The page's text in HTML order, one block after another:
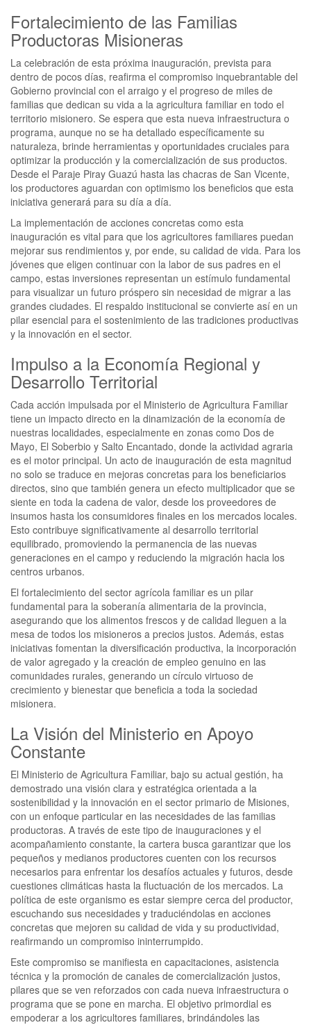
Fortalecimiento de las Familias
Productoras Misioneras
La celebración de esta próxima inauguración, prevista para
dentro de pocos días, reafirma el compromiso inquebrantable del
Gobierno provincial con el arraigo y el progreso de miles de
familias que dedican su vida a la agricultura familiar en todo el
territorio misionero. Se espera que esta nueva infraestructura o
programa, aunque no se ha detallado específicamente su
naturaleza, brinde herramientas y oportunidades cruciales para
optimizar la producción y la comercialización de sus productos.
Desde el Paraje Piray Guazú hasta las chacras de San Vicente,
los productores aguardan con optimismo los beneficios que esta
iniciativa generará para su día a día.
La implementación de acciones concretas como esta
inauguración es vital para que los agricultores familiares puedan
mejorar sus rendimientos y, por ende, su calidad de vida. Para los
jóvenes que eligen continuar con la labor de sus padres en el
campo, estas inversiones representan un estímulo fundamental
para visualizar un futuro próspero sin necesidad de migrar a las
grandes ciudades. El respaldo institucional se convierte así en un
pilar esencial para el sostenimiento de las tradiciones productivas
y la innovación en el sector.
Impulso a la Economía Regional y
Desarrollo Territorial
Cada acción impulsada por el Ministerio de Agricultura Familiar
tiene un impacto directo en la dinamización de la economía de
nuestras localidades, especialmente en zonas como Dos de
Mayo, El Soberbio y Salto Encantado, donde la actividad agraria
es el motor principal. Un acto de inauguración de esta magnitud
no solo se traduce en mejoras concretas para los beneficiarios
directos, sino que también genera un efecto multiplicador que se
siente en toda la cadena de valor, desde los proveedores de
insumos hasta los consumidores finales en los mercados locales.
Esto contribuye significativamente al desarrollo territorial
equilibrado, promoviendo la permanencia de las nuevas
generaciones en el campo y reduciendo la migración hacia los
centros urbanos.
El fortalecimiento del sector agrícola familiar es un pilar
fundamental para la soberanía alimentaria de la provincia,
asegurando que los alimentos frescos y de calidad lleguen a la
mesa de todos los misioneros a precios justos. Además, estas
iniciativas fomentan la diversificación productiva, la incorporación
de valor agregado y la creación de empleo genuino en las
comunidades rurales, generando un círculo virtuoso de
crecimiento y bienestar que beneficia a toda la sociedad
misionera.
La Visión del Ministerio en Apoyo
Constante
El Ministerio de Agricultura Familiar, bajo su actual gestión, ha
demostrado una visión clara y estratégica orientada a la
sostenibilidad y la innovación en el sector primario de Misiones,
con un enfoque particular en las necesidades de las familias
productoras. A través de este tipo de inauguraciones y el
acompañamiento constante, la cartera busca garantizar que los
pequeños y medianos productores cuenten con los recursos
necesarios para enfrentar los desafíos actuales y futuros, desde
cuestiones climáticas hasta la fluctuación de los mercados. La
política de este organismo es estar siempre cerca del productor,
escuchando sus necesidades y traduciéndolas en acciones
concretas que mejoren su calidad de vida y su productividad,
reafirmando un compromiso ininterrumpido.
Este compromiso se manifiesta en capacitaciones, asistencia
técnica y la promoción de canales de comercialización justos,
pilares que se ven reforzados con cada nueva infraestructura o
programa que se pone en marcha. El objetivo primordial es
empoderar a los agricultores familiares, brindándoles las